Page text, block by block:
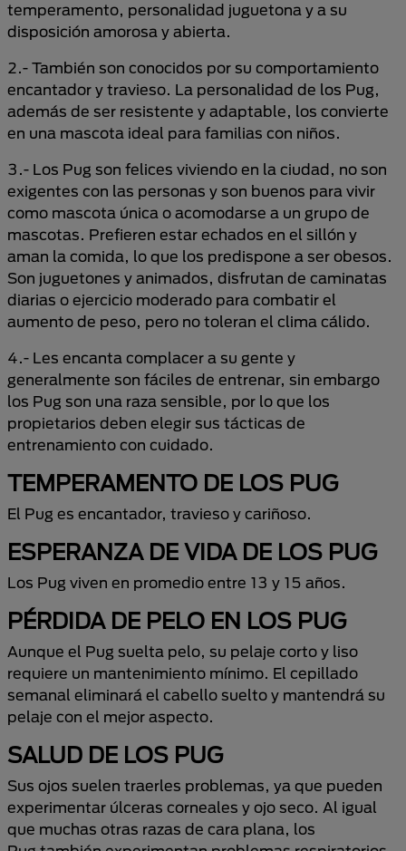
temperamento, personalidad juguetona y a su
disposición amorosa y abierta.
2.- También son conocidos por su comportamiento
encantador y travieso. La personalidad de los Pug,
además de ser resistente y adaptable, los convierte
en una mascota ideal para familias con niños.
3.- Los Pug son felices viviendo en la ciudad, no son
exigentes con las personas y son buenos para vivir
como mascota única o acomodarse a un grupo de
mascotas. Prefieren estar echados en el sillón y
aman la comida, lo que los predispone a ser obesos.
Son juguetones y animados, disfrutan de caminatas
diarias o ejercicio moderado para combatir el
aumento de peso, pero no toleran el clima cálido.
4.- Les encanta complacer a su gente y
generalmente son fáciles de entrenar, sin embargo
los Pug son una raza sensible, por lo que los
propietarios deben elegir sus tácticas de
entrenamiento con cuidado.
TEMPERAMENTO DE LOS PUG
El Pug es encantador, travieso y cariñoso.
ESPERANZA DE VIDA DE LOS PUG
Los Pug viven en promedio entre 13 y 15 años.
PÉRDIDA DE PELO EN LOS PUG
Aunque el Pug suelta pelo, su pelaje corto y liso
requiere un mantenimiento mínimo. El cepillado
semanal eliminará el cabello suelto y mantendrá su
pelaje con el mejor aspecto.
SALUD DE LOS PUG
Sus ojos suelen traerles problemas, ya que pueden
experimentar úlceras corneales y ojo seco. Al igual
que muchas otras razas de cara plana, los